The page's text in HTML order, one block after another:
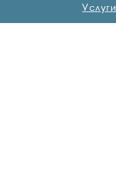
Услуги